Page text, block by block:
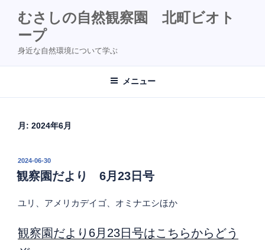
むさしの自然観察園 北町ビオト
ープ
身近な自然環境について学ぶ
メニュー
月: 2024年6月
投
稿
日:
2024-06-30
観察園だより 6月23日号
ユリ、アメリカデイゴ、オミナエシほか
観察園だより6月23日号はこちらからどう